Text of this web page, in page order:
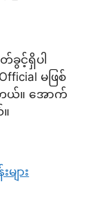
ခွင့်ရှိပါ
မဖြစ်
။ အောက်
ျား